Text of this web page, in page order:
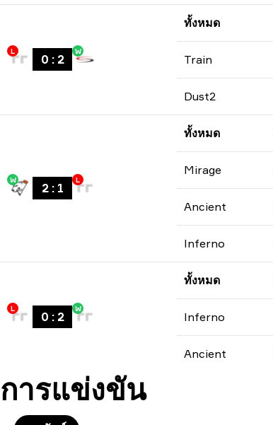
L
0 : 2
W
ทั้งหมด
Train
Dust2
W
2: 1
L
ทั้งหมด
Mirage
Ancient
Inferno
L
0 : 2
W
ทั้งหมด
Inferno
Ancient
การแข่งขัน